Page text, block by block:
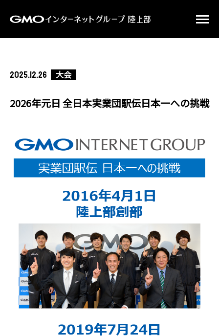
2025.12.26 大会
2026年元日 全日本実業団駅伝日本一への挑戦